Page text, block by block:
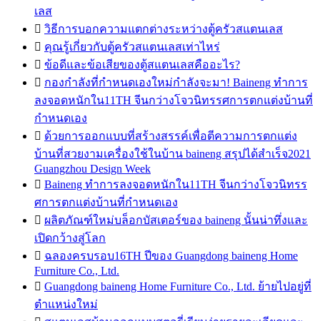
เลส
 วิธีการบอกความแตกต่างระหว่างตู้ครัวสแตนเลส
 คุณรู้เกี่ยวกับตู้ครัวสแตนเลสเท่าไหร่
 ข้อดีและข้อเสียของตู้สแตนเลสคืออะไร?
 กองกำลังที่กำหนดเองใหม่กำลังจะมา! Baineng ทำการ
ลงจอดหนักใน11TH จีนกว่างโจวนิทรรศการตกแต่งบ้านที่
กำหนดเอง
 ด้วยการออกแบบที่สร้างสรรค์เพื่อตีความการตกแต่ง
บ้านที่สวยงามเครื่องใช้ในบ้าน baineng สรุปได้สำเร็จ2021
Guangzhou Design Week
 Baineng ทำการลงจอดหนักใน11TH จีนกว่างโจวนิทรร
ศการตกแต่งบ้านที่กำหนดเอง
 ผลิตภัณฑ์ใหม่บล็อกบัสเตอร์ของ baineng นั้นน่าทึ่งและ
เปิดกว้างสู่โลก
 ฉลองครบรอบ16TH ปีของ Guangdong baineng Home
Furniture Co., Ltd.
 Guangdong baineng Home Furniture Co., Ltd. ย้ายไปอยู่ที่
ตำแหน่งใหม่